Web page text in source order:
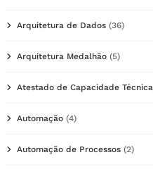
Arquitetura de Dados (36)
Arquitetura Medalhão (5)
Atestado de Capacidade Técnica
Automação (4)
Automação de Processos (2)